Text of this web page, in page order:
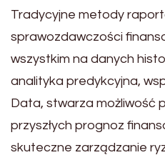
Tradycyjne metody
sprawozdawczości
wszystkim na danych
analityka predykcyjna,
Data, stwarza możliwość
przyszłych prognoz
skuteczne zarządzanie